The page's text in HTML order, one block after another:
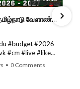
🔴 LIVEதமிழ்நாடு வேளாண்மை நிதிநிலை அறிக்கை - 2026-27 |TN Agriculture Budget #live #budget #video #cm
#budget #2026
#cm #live #like
• 0 Comments